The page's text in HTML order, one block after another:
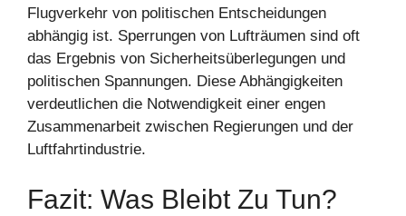
Flugverkehr von politischen Entscheidungen
abhängig ist. Sperrungen von Lufträumen sind oft
das Ergebnis von Sicherheitsüberlegungen und
politischen Spannungen. Diese Abhängigkeiten
verdeutlichen die Notwendigkeit einer engen
Zusammenarbeit zwischen Regierungen und der
Luftfahrtindustrie.
Fazit: Was Bleibt Zu Tun?